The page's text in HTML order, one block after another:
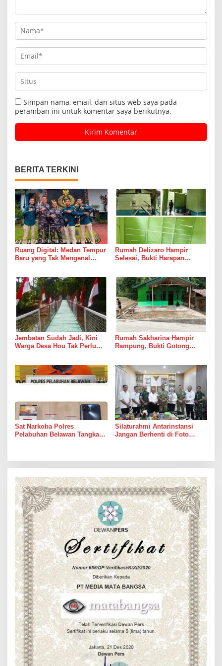
Simpan nama, email, dan situs web saya pada
peramban ini untuk komentar saya berikutnya.
BERITA TERKINI
Ruang Digital: Medan Tempur
Baru yang Tak Mengenal
Rumah Delizaro Hampir
Selesai, Bukti Harapan
Jembatan Sudah Jadi, Kini
Warga Desa Hou Tak Perlu
Rumah Sakharina Hampir
Rampung, Bukti Gotong
Sat Narkoba Polres
Pelabuhan Belawan Tangkap
Silaturahmi Antarinstansi
Jangan Berhenti di Foto